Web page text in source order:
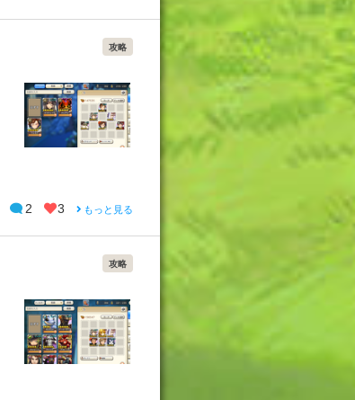
攻略
2 3 もっと見る
攻略